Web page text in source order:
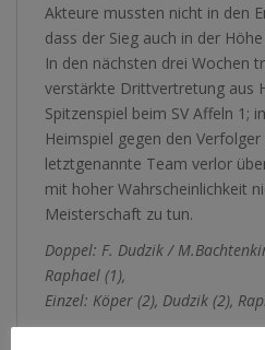
Akteure mussten nicht in den
dass der Sieg auch in der
In den nächsten drei Wochen
verstärkte Drittvertretung aus
Spitzenspiel beim SV Affeln 1;
Heimspiel gegen den
letztgenannte Team verlor
mit hoher Wahrscheinlichkeit
Meisterschaft zu tun.
Doppel: F. Dudzik /
Raphael (1),
Einzel: Köper (2), Dudzik (2),